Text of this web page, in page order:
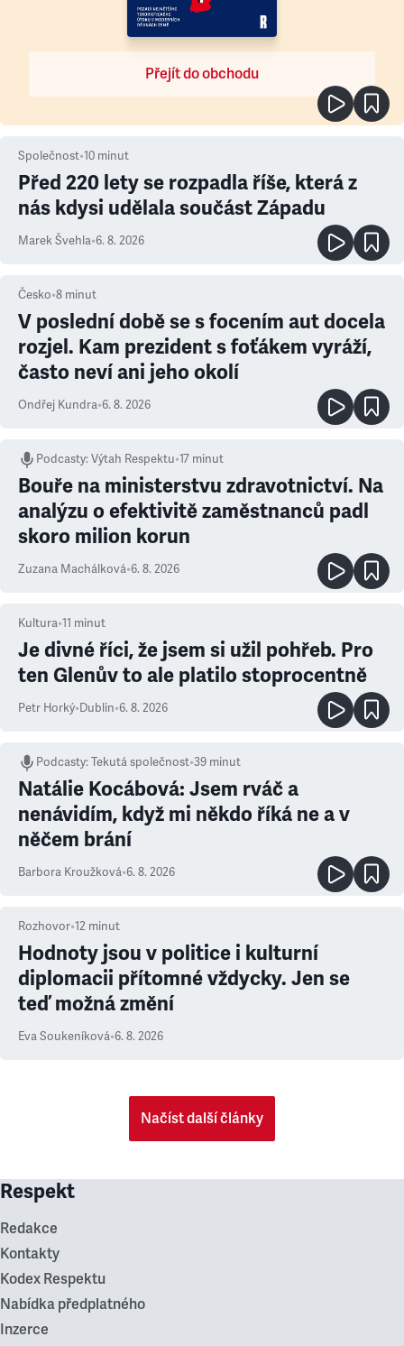
Přejít do obchodu
Společnost•10 minut
Před 220 lety se rozpadla říše, která z
nás kdysi udělala součást Západu
Marek Švehla•6. 8. 2026
Česko•8 minut
V poslední době se s focením aut docela
rozjel. Kam prezident s foťákem vyráží,
často neví ani jeho okolí
Ondřej Kundra•6. 8. 2026
Podcasty:Výtah Respektu•17 minut
Bouře na ministerstvu zdravotnictví. Na
analýzu o efektivitě zaměstnanců padl
skoro milion korun
Zuzana Machálková•6. 8. 2026
Kultura•11 minut
Je divné říci, že jsem si užil pohřeb. Pro
ten Glenův to ale platilo stoprocentně
Petr Horký•Dublin•6. 8. 2026
Podcasty:Tekutá společnost•39 minut
Natálie Kocábová: Jsem rváč a
nenávidím, když mi někdo říká ne a v
něčem brání
Barbora Kroužková•6. 8. 2026
Rozhovor•12 minut
Hodnoty jsou v politice i kulturní
diplomacii přítomné vždycky. Jen se
teď možná změní
Eva Soukeníková•6. 8. 2026
Načíst další články
Respekt
Redakce
Kontakty
Kodex Respektu
Nabídka předplatného
Inzerce